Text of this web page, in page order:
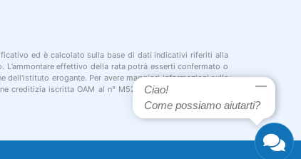
ed è calcolato sulla base di dati indicativi riferiti alla
effettivo della rata potrà esserti confermato o
erogante. Per avere maggiori informazioni sulle
creditizia iscritta OAM al n° M526. Può agire in qualità di
Ciao!
Come possiamo aiutarti?